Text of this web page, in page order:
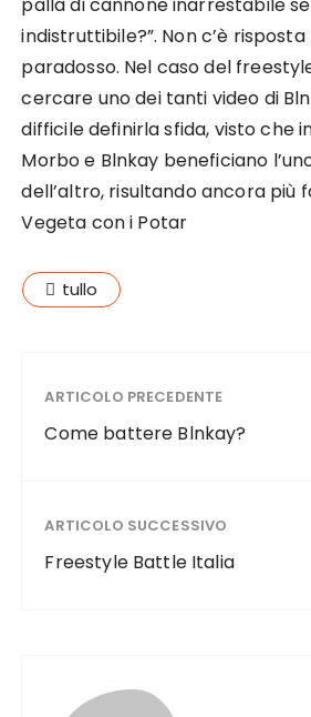
palla di cannone inarrestabile
indistruttibile?”. Non c’è risposta
paradosso. Nel caso del
cercare uno dei tanti video di
difficile definirla sfida, visto che
Morbo e Blnkay beneficiano
dell’altro, risultando ancora più
Vegeta con i Potar
tullo
ARTICOLO PRECEDENTE
Come battere Blnkay?
ARTICOLO SUCCESSIVO
Freestyle Battle Italia